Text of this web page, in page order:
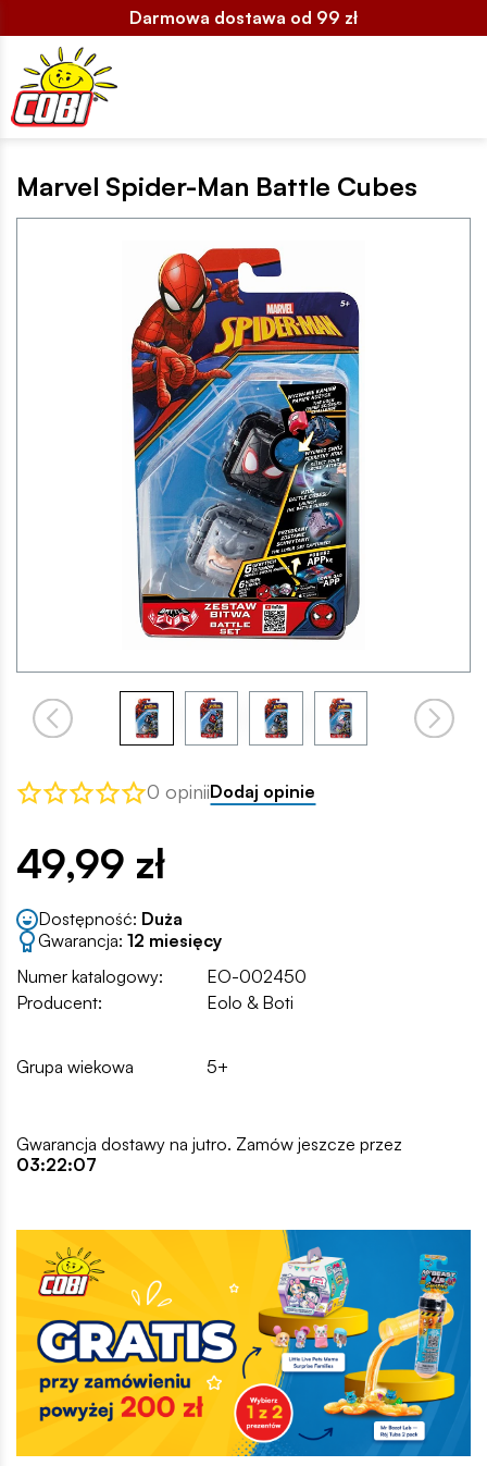
Darmowa dostawa od 99 zł
Marvel Spider-Man Battle Cubes
0 opiniiDodaj opinie
49,99 zł
Dostępność: Duża
Gwarancja: 12 miesięcy
Numer katalogowy:
EO-002450
Producent:
Eolo & Boti
Grupa wiekowa 5+
Gwarancja dostawy na jutro. Zamów jeszcze przez
03:22:07